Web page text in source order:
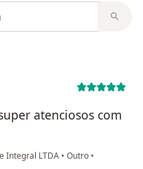
atenciosos com
Integral LTDA • Outro •